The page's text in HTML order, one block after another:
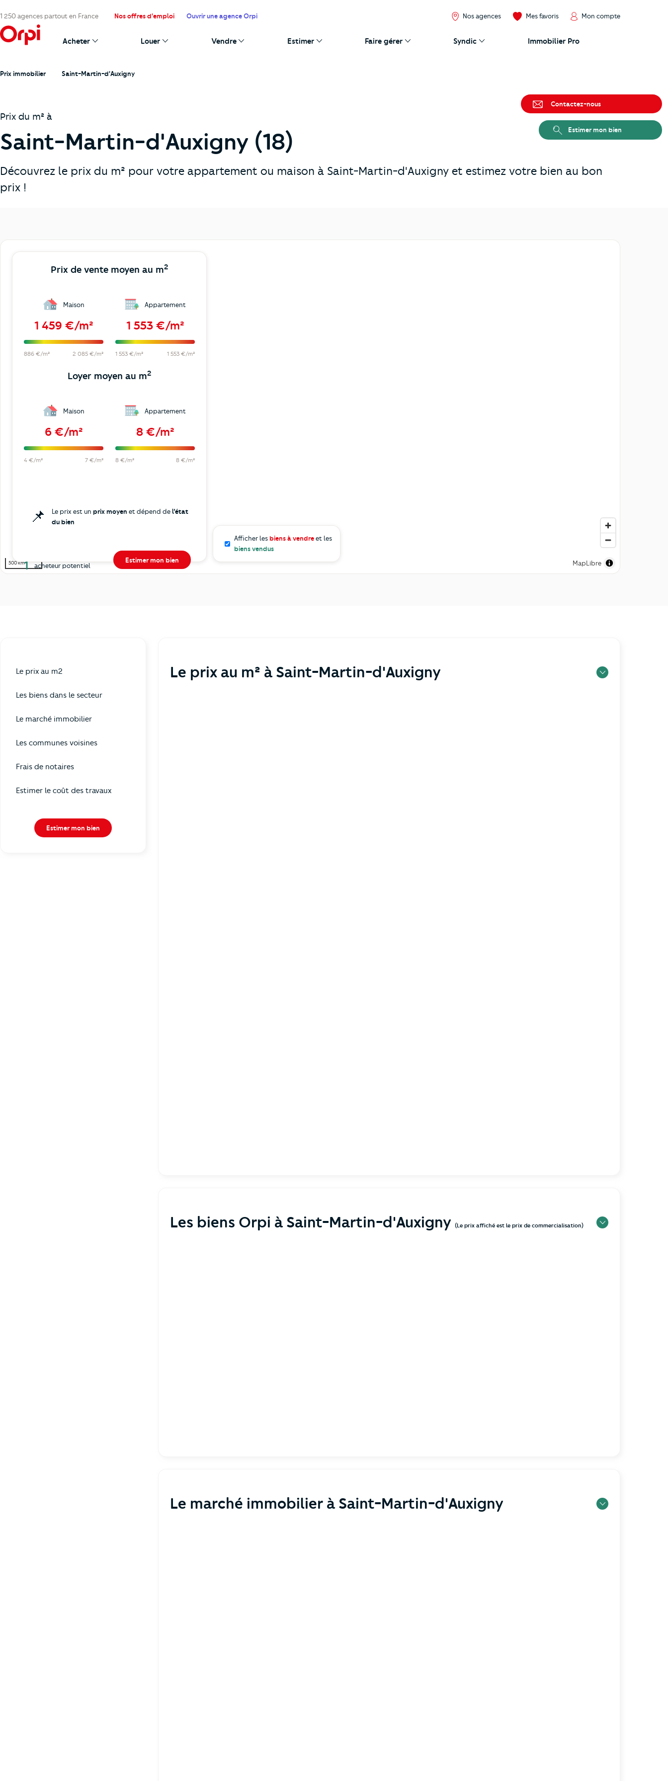
1 250 agences partout en France Nos offres d'emploi Ouvrir une agence Orpi Nos agences Mes favoris Mon compte
Acheter Louer Vendre Estimer Faire gérer Syndic Immobilier Pro
Prix immobilier Saint-Martin-d'Auxigny
Prix du m² à
Saint-Martin-d'Auxigny (18)
Découvrez le prix du m² pour votre appartement ou maison à Saint-Martin-d'Auxigny et estimez votre bien au bon
prix !
Prix de vente moyen au m2
Maison
1 459 €/m²
886 €/m² 2 085 €/m²
Appartement
1 553 €/m²
1 553 €/m² 1 553 €/m²
Loyer moyen au m2
Maison
6 €/m²
4 €/m² 7 €/m²
Appartement
8 €/m²
8 €/m² 8 €/m²
📌 Le prix est un prix moyen et dépend del’état
du bien
1 acheteur potentiel
Estimer mon bien
500 km MapLibre
Afficher les biens à vendreet les
biens vendus
Le prix au m2
Les biens dans le secteur
Le marché immobilier
Les communes voisines
Frais de notaires
Estimer le coût des travaux
Estimer mon bien
Le prix au m² à Saint-Martin-d'Auxigny
Les biens Orpi à Saint-Martin-d'Auxigny (Le prix affiché est le prix de commercialisation)
Le marché immobilier à Saint-Martin-d'Auxigny
Contactez-nous
Estimer mon bien